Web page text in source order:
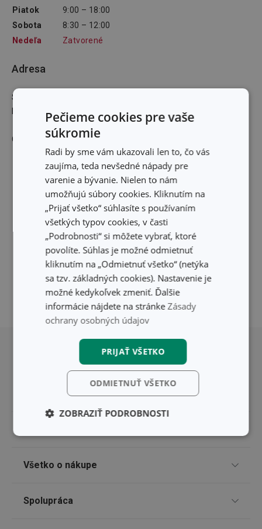
Piatok
9:00 – 18:00
Sobota
8:30 – 12:00
Nedeľa
Zatvorené
Adresa
Svätoplukova 2 Prešov 080 01
E-mailová adresa
GPS: 48,9955429N 21,242931E
Posunúť sa nahor
Zákaznícky servis TESCOMA
Všetko o nákupe
Spolupráca
Pečieme cookies pre vaše
súkromie
Radi by sme vám ukazovali len to, čo vás
zaujíma, teda nevšedné nápady pre
varenie a bývanie. Nielen to nám
umožňujú súbory cookies. Kliknutím na
„Prijať všetko“ súhlasíte s používaním
všetkých typov cookies, v časti
„Podrobnosti“ si môžete vybrať, ktoré
povolíte. Súhlas je možné odmietnuť
kliknutím na „Odmietnuť všetko“ (netýka
sa tzv. základných cookies). Nastavenie je
možné kedykoľvek zmeniť. Ďalšie
informácie nájdete na stránkeZásady
ochrany osobných údajov
PRIJAŤ VŠETKO
ODMIETNUŤ VŠETKO
ZOBRAZIŤ PODROBNOSTI
Základné
Analytické a
Marketingové